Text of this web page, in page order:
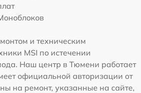
и техническим
MSI по истечении
Наш центр в Тюмени работает
официальной авторизации от
на ремонт, указанные на сайте,